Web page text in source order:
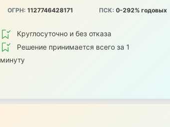
ОГРН: 1127746428171 ПСК: 0-292% годовых
Круглосуточно и без отказа
Решение принимается всего за 1
минуту